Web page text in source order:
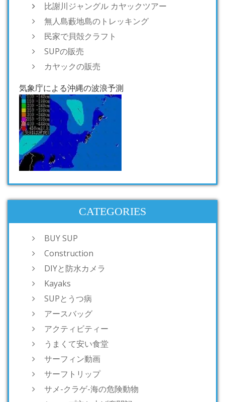
比謝川ジャングル カヤックツアー
無人島藪地島のトレッキング
民家で貝殻クラフト
SUPの販売
カヤックの販売
気象庁による沖縄の波浪予測
CATEGORIES
BUY SUP
Construction
DIYと防水カメラ
Kayaks
SUPとうつ病
アースバッグ
アクティビティー
うまくて安い食堂
サーフィン動画
サーフトリップ
サメ-クラゲ-海の危険動物